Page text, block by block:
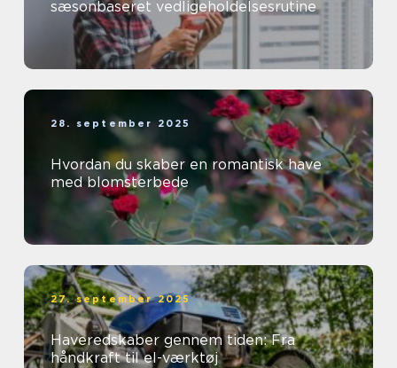
sæsonbaseret vedligeholdelsesrutine
28. september 2025
Hvordan du skaber en romantisk have
med blomsterbede
27. september 2025
Haveredskaber gennem tiden: Fra
håndkraft til el-værktøj